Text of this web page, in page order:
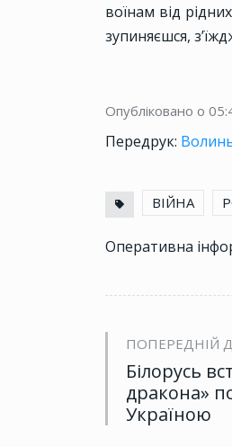
воїнам від
зупиняєшся,
Опубліковано о
Передрук:
ВІЙНА
Оперативна
ПОПЕРЕДНІЙ
Білорусь
дракона»
Україною